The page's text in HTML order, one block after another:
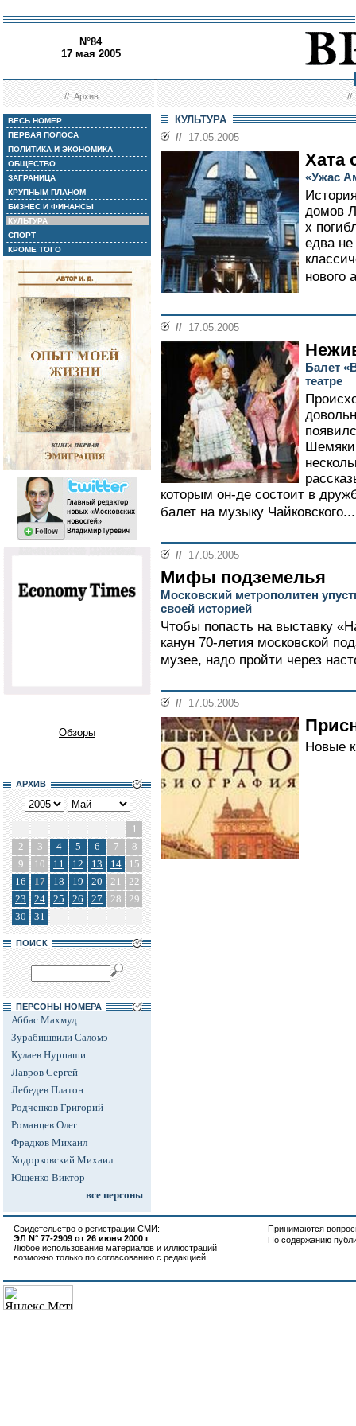
N°84
17 мая 2005
//Архив //
ВЕСЬ НОМЕР
ПЕРВАЯ ПОЛОСА
ПОЛИТИКА И ЭКОНОМИКА
ОБЩЕСТВО
ЗАГРАНИЦА
КРУПНЫМ ПЛАНОМ
БИЗНЕС И ФИНАНСЫ
КУЛЬТУРА
СПОРТ
КРОМЕ ТОГО
Обзоры
АРХИВ
1
2
3 4 5 6 7
8
9
10 11 12 13 14
15
16
17 18 19 20 21
22
23
24 25 26 27 28
29
30
31
ПОИСК
ПЕРСОНЫ НОМЕРА
Аббас Махмуд
Зурабишвили Саломэ
Кулаев Нурпаши
Лавров Сергей
Лебедев Платон
Родченков Григорий
Романцев Олег
Фрадков Михаил
Ходорковский Михаил
Ющенко Виктор
все персоны
КУЛЬТУРА
// 17.05.2005
Хата
«Ужас
домов
х
едва
нового
// 17.05.2005
Балет
театре
которым он-де состоит в
балет на музыку
// 17.05.2005
Мифы подземелья
Московский метрополитен
своей историей
Чтобы попасть на выставку
канун 70-летия московской
музее, надо пройти через
// 17.05.2005
Новые
Свидетельство о регистрации СМИ:
ЭЛ N° 77-2909 от 26 июня 2000 г
Любое использование материалов и иллюстраций
возможно только по согласованию с редакцией
Принимаются
По содержанию